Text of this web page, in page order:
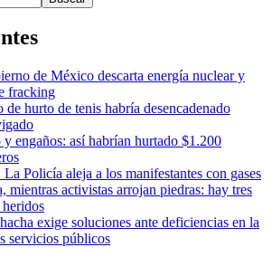
de México descarta energía nuclear y
fracking
hurto de tenis habría desencadenado
engaños: así habrían hurtado $1.200
Policía aleja a los manifestantes con gases
mientras activistas arrojan piedras: hay tres
exige soluciones ante deficiencias en la
servicios públicos